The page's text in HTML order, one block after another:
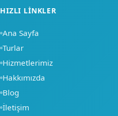
HIZLI LINKLER
Ana Sayfa
Turlar
Hizmetlerimiz
Hakkımızda
Blog
İletişim